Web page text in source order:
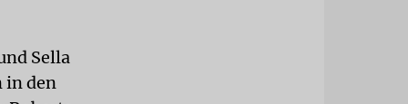
Sella
in den